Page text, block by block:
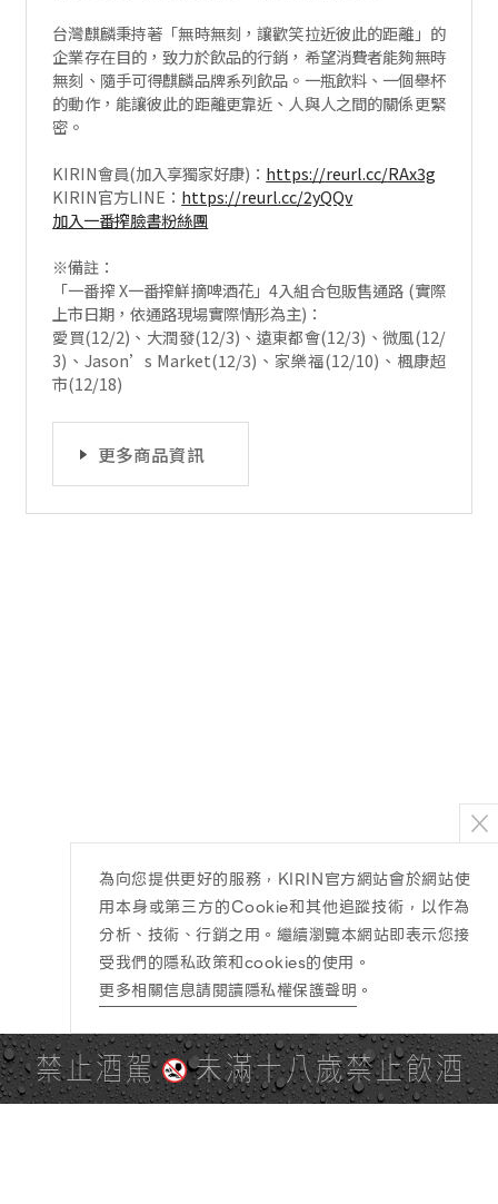
台灣麒麟秉持著「無時無刻，讓歡笑拉近彼此的距離」的
企業存在目的，致力於飲品的行銷，希望消費者能夠無時
無刻、隨手可得麒麟品牌系列飲品。一瓶飲料、一個舉杯
的動作，能讓彼此的距離更靠近、人與人之間的關係更緊
密。
KIRIN會員(加入享獨家好康)： https://reurl.cc/RAx3g
KIRIN官方LINE： https://reurl.cc/2yQQv
加入一番搾臉書粉絲團
※備註：
「一番搾 X一番搾鮮摘啤酒花」4入組合包販售通路 (實際
上市日期，依通路現場實際情形為主)：
愛買(12/2)、大潤發(12/3)、遠東都會(12/3)、微風(12/
3)、Jason’s Market(12/3)、家樂福(12/10)、楓康超
市(12/18)
更多商品資訊
禁止酒駕 未滿十八歲禁止飲酒
為向您提供更好的服務，KIRIN官方網站會於網站使
用本身或第三方的Cookie和其他追蹤技術，以作為
分析、技術、行銷之用。繼續瀏覽本網站即表示您接
受我們的隱私政策和cookies的使用。
更多相關信息請閱讀隱私權保護聲明 。
PAGE TOP